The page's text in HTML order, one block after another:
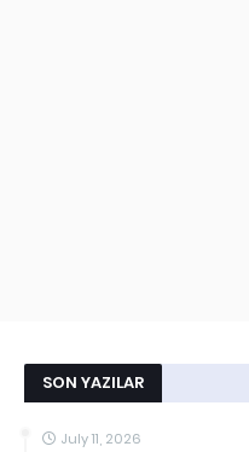
SON YAZILAR
July 11, 2026